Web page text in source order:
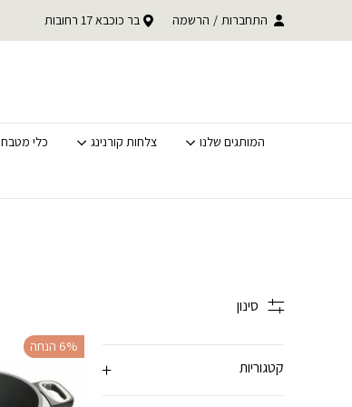
משלוחים מהירים לכל הארץ
התחברות / הרשמה בר כוכבא 17 רחובות
המותגים שלנו צלחות קורנינג כלי מטבח
סינון
קטגוריות
‫6% הנחה